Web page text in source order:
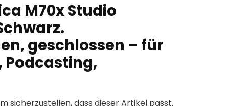
M70x Studio
geschlossen – für
Podcasting,
sicherzustellen, dass dieser Artikel passt.